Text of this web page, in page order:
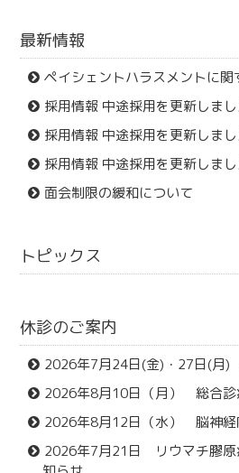
最新情報
ペイシェントハラスメントに関
採用情報 中途採用を更新しまし
採用情報 中途採用を更新しまし
採用情報 中途採用を更新しまし
面会制限の緩和について
トピックス
休診のご案内
2026年7月24日(金)・27日(
2026年8月10日（月） 総合
2026年8月12日（水） 脳神
2026年7月21日 リウマチ膠